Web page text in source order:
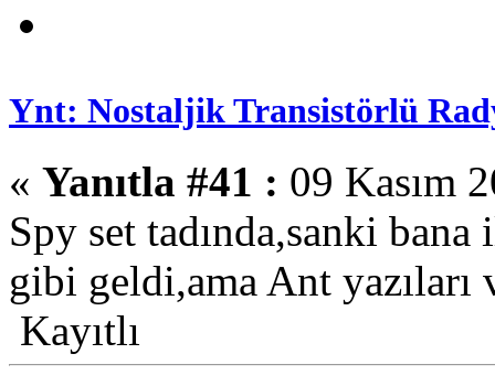
Ynt: Nostaljik Transistörlü
« Yanıtla #41 : 09 Kasım
Spy set tadında,sanki
gibi geldi,ama Ant yazıları
Kayıtlı